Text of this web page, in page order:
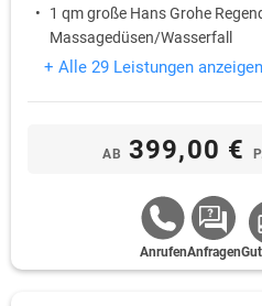
1 qm große Hans Grohe
Massagedüsen/Wasserfall
+ Alle 29 Leistungen anzeigen
AB 399,00 €
AnrufenAnfragen